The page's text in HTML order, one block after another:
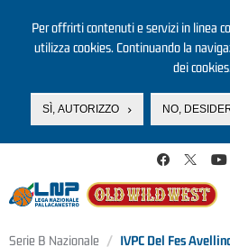
Per offrirti contenuti e servizi in linea
utilizza cookies. Continuando la
dei cookies.
SÌ, AUTORIZZO NO,
Serie B Nazionale IVPC Del Fes